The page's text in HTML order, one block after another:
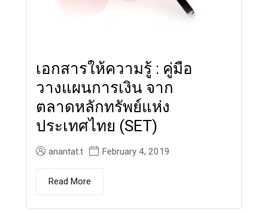
เอกสารให้ความรู้ : คู่มือ
วางแผนการเงิน จาก
ตลาดหลักทรัพย์แห่ง
ประเทศไทย (SET)
anantat.t February 4, 2019
Read More